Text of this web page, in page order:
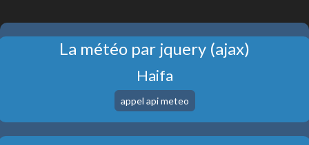
La météo par jquery (ajax)
Haifa